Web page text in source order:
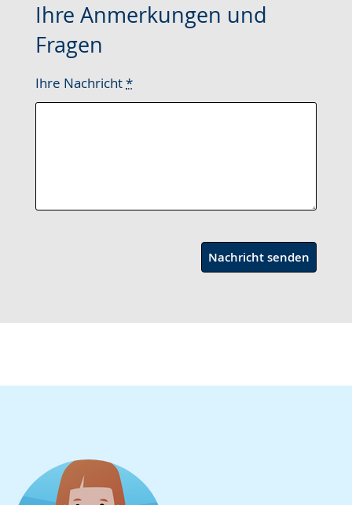
Ihre Anmerkungen und
Fragen
Ihre Nachricht*
Nachricht senden